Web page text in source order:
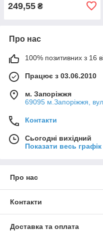
249,55 ₴
Про нас
100% позитивних з 16
Працює з 03.06.2010
м. Запоріжжя
69095 м.Запоріжжя,
Контакти
Сьогодні вихідний
Показати весь
Про нас
Контакти
Доставка та оплата